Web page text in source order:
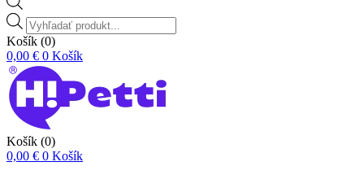
Vyhľadávanie
produktov
Košík (0)
0,00 € 0 Košík
Košík (0)
0,00 € 0 Košík